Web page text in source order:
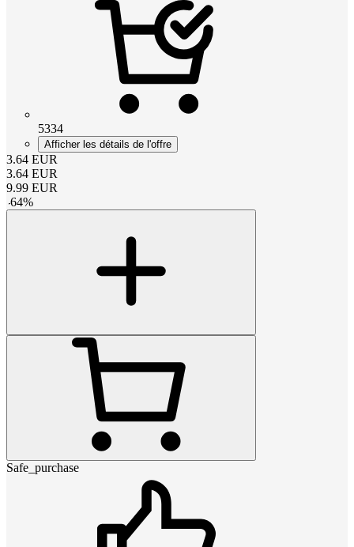
5334
Afficher les détails de l'offre
3.64 EUR
3.64 EUR
9.99 EUR
-64%
Safe_purchase